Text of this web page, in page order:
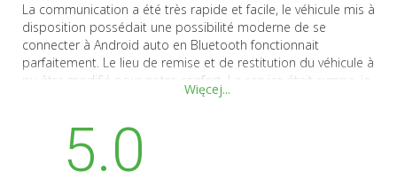
La communication a été très rapide et facile, le véhicule mis à
disposition possédait une possibilité moderne de se
connecter à Android auto en Bluetooth fonctionnait
parfaitement. Le lieu de remise et de restitution du véhicule à
pu être modifié pour notre confort. Le service était sympa, je
Więcej...
5.0